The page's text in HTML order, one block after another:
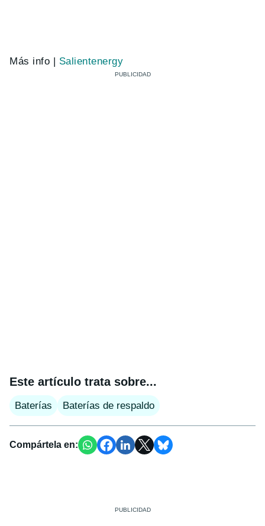
Más info | Salientenergy
Este artículo trata sobre...
Baterías Baterías de respaldo
Compártela en: